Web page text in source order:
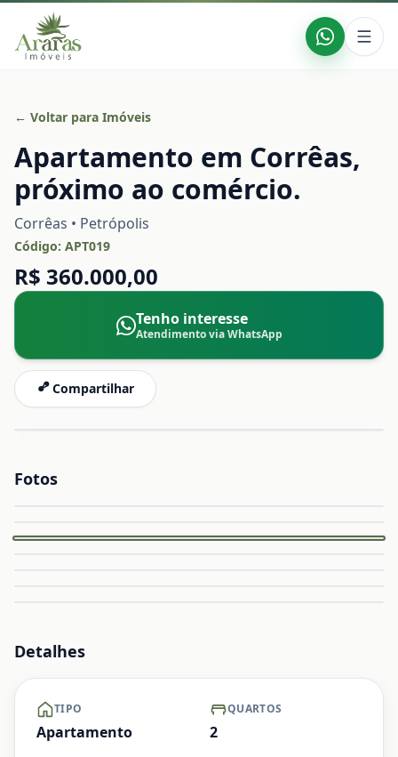
← Voltar para Imóveis
Apartamento em Corrêas,
próximo ao comércio.
Corrêas • Petrópolis
Código: APT019
R$ 360.000,00
Tenho interesse
Atendimento via WhatsApp
Compartilhar
Fotos
Ampliar
Detalhes
TIPO
Apartamento
QUARTOS
2